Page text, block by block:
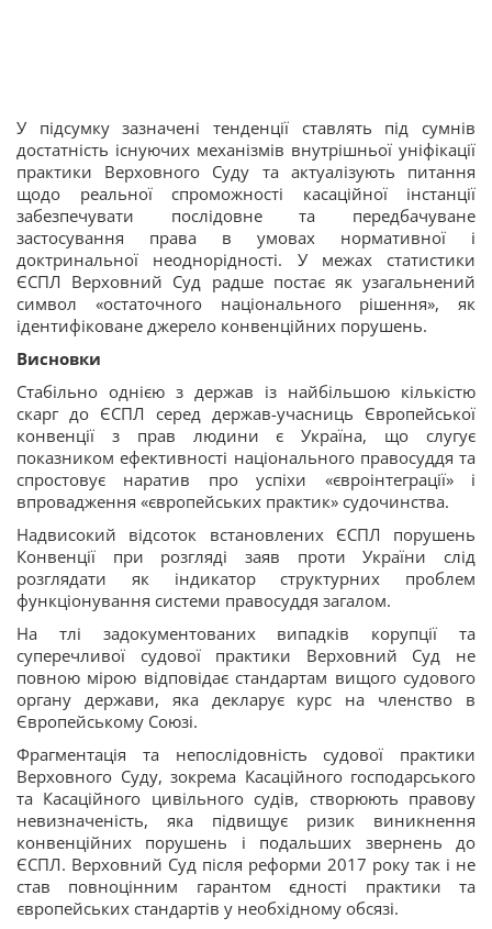
У підсумку зазначені тенденції ставлять під сумнів
достатність існуючих механізмів внутрішньої уніфікації
практики Верховного Суду та актуалізують питання
щодо реальної спроможності касаційної інстанції
забезпечувати послідовне та передбачуване
застосування права в умовах нормативної і
доктринальної неоднорідності. У межах статистики
ЄСПЛ Верховний Суд радше постає як узагальнений
символ «остаточного національного рішення», як
ідентифіковане джерело конвенційних порушень.
Висновки
Стабільно однією з держав із найбільшою кількістю
скарг до ЄСПЛ серед держав-учасниць Європейської
конвенції з прав людини є Україна, що слугує
показником ефективності національного правосуддя та
спростовує наратив про успіхи «євроінтеграції» і
впровадження «європейських практик» судочинства.
Надвисокий відсоток встановлених ЄСПЛ порушень
Конвенції при розгляді заяв проти України слід
розглядати як індикатор структурних проблем
функціонування системи правосуддя загалом.
На тлі задокументованих випадків корупції та
суперечливої судової практики Верховний Суд не
повною мірою відповідає стандартам вищого судового
органу держави, яка декларує курс на членство в
Європейському Союзі.
Фрагментація та непослідовність судової практики
Верховного Суду, зокрема Касаційного господарського
та Касаційного цивільного судів, створюють правову
невизначеність, яка підвищує ризик виникнення
конвенційних порушень і подальших звернень до
ЄСПЛ. Верховний Суд після реформи 2017 року так і не
став повноцінним гарантом єдності практики та
європейських стандартів у необхідному обсязі.